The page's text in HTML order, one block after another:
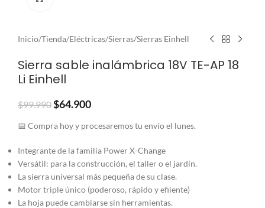
Inicio/Tienda/Eléctricas/Sierras/Sierras Einhell
Sierra sable inalámbrica 18V TE-AP 18
Li Einhell
$99.990$64.900
📅 Compra hoy y procesaremos tu envío el lunes.
Integrante de la familia Power X-Change
Versátil: para la construcción, el taller o el jardín.
La sierra universal más pequeña de su clase.
Motor triple único (poderoso, rápido y efiiente)
La hoja puede cambiarse sin herramientas.